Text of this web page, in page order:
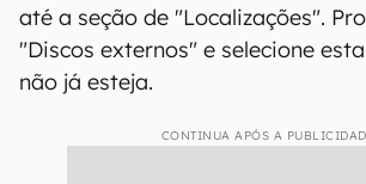
até a seção de "Localizações".
"Discos externos" e selecione
não já esteja.
CONTINUA APÓS A